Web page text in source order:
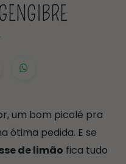
um bom picolé pra
ótima pedida. E se
de limão fica tudo